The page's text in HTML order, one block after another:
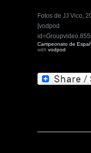
Fotos de JJ Vico,
[vodpod
Campeonato de
with vodpod